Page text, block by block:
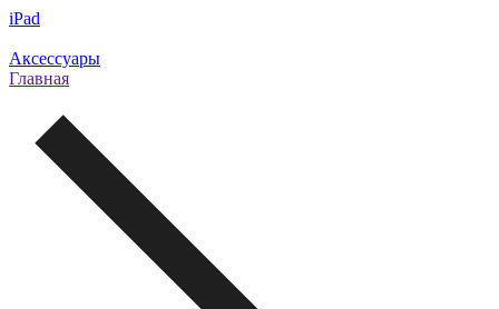
iPad
Аксессуары
Главная